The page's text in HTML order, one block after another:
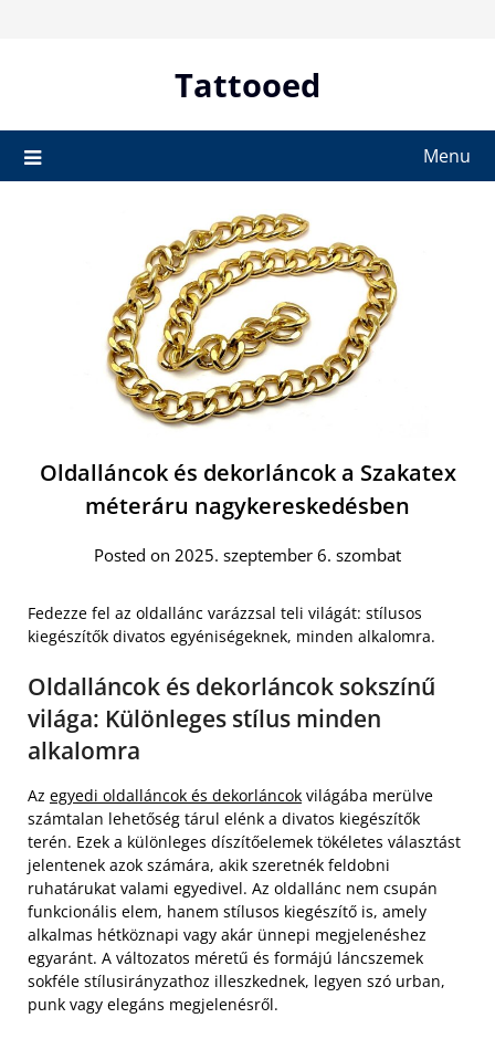
Tattooed
Menu
Oldalláncok és dekorláncok a Szakatex
méteráru nagykereskedésben
Posted on 2025. szeptember 6. szombat
Fedezze fel az oldallánc varázzsal teli világát: stílusos
kiegészítők divatos egyéniségeknek, minden alkalomra.
Oldalláncok és dekorláncok sokszínű
világa: Különleges stílus minden
alkalomra
Az egyedi oldalláncok és dekorláncok világába merülve
számtalan lehetőség tárul elénk a divatos kiegészítők
terén. Ezek a különleges díszítőelemek tökéletes választást
jelentenek azok számára, akik szeretnék feldobni
ruhatárukat valami egyedivel. Az oldallánc nem csupán
funkcionális elem, hanem stílusos kiegészítő is, amely
alkalmas hétköznapi vagy akár ünnepi megjelenéshez
egyaránt. A változatos méretű és formájú láncszemek
sokféle stílusirányzathoz illeszkednek, legyen szó urban,
punk vagy elegáns megjelenésről.